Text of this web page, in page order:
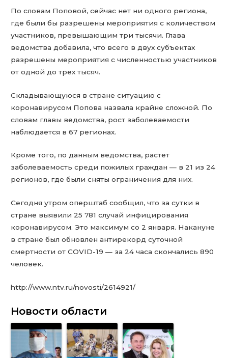
По словам Поповой, сейчас нет ни одного региона,
где были бы разрешены мероприятия с количеством
участников, превышающим три тысячи. Глава
ведомства добавила, что всего в двух субъектах
разрешены мероприятия с численностью участников
от одной до трех тысяч.
Складывающуюся в стране ситуацию с
коронавирусом Попова назвала крайне сложной. По
словам главы ведомства, рост заболеваемости
наблюдается в 67 регионах.
Кроме того, по данным ведомства, растет
заболеваемость среди пожилых граждан — в 21 из 24
регионов, где были сняты ограничения для них.
Сегодня утром оперштаб сообщил, что за сутки в
стране выявили 25 781 случай инфицирования
коронавирусом. Это максимум со 2 января. Накануне
в стране был обновлен антирекорд суточной
смертности от COVID-19 — за 24 часа скончались 890
человек.
http://www.ntv.ru/novosti/2614921/
Новости области